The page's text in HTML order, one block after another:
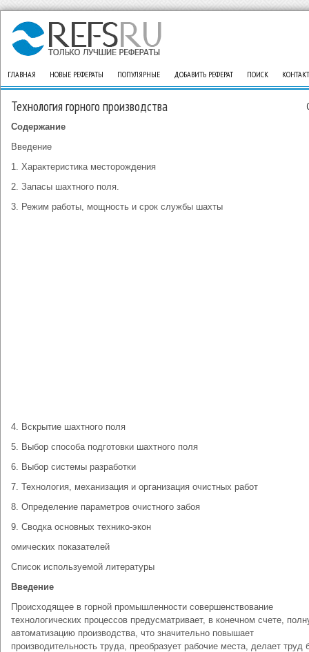
ГЛАВНАЯ НОВЫЕ РЕФЕРАТЫ ПОПУЛЯРНЫЕ ДОБАВИТЬ РЕФЕРАТ ПОИСК
Технология горного производства
Содержание
Введение
1. Характеристика месторождения
2. Запасы шахтного поля.
3. Режим работы, мощность и срок службы шахты
4. Вскрытие шахтного поля
5. Выбор способа подготовки шахтного поля
6. Выбор системы разработки
7. Технология, механизация и организация очистных работ
8. Определение параметров очистного забоя
9. Сводка основных технико-экон
омических показателей
Список используемой литературы
Введение
Происходящее в горной промышленности совершенствование
технологических процессов предусматривает, в конечном счете,
автоматизацию производства, что значительно повышает
производительность труда, преобразует рабочие места, делает труд